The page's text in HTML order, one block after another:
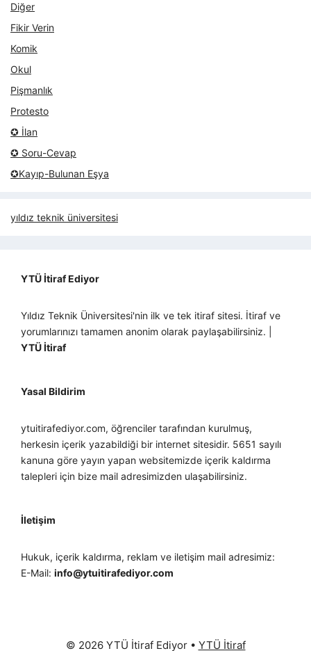
Diğer
Fikir Verin
Komik
Okul
Pişmanlık
Protesto
✪ İlan
✪ Soru-Cevap
✪Kayıp-Bulunan Eşya
yıldız teknik üniversitesi
YTÜ İtiraf Ediyor
Yıldız Teknik Üniversitesi'nin ilk ve tek itiraf sitesi. İtiraf ve
yorumlarınızı tamamen anonim olarak paylaşabilirsiniz. |
YTÜ İtiraf
Yasal Bildirim
ytuitirafediyor.com, öğrenciler tarafından kurulmuş,
herkesin içerik yazabildiği bir internet sitesidir. 5651 sayılı
kanuna göre yayın yapan websitemizde içerik kaldırma
talepleri için bize mail adresimizden ulaşabilirsiniz.
İletişim
Hukuk, içerik kaldırma, reklam ve iletişim mail adresimiz:
E-Mail: info@ytuitirafediyor.com
© 2026 YTÜ İtiraf Ediyor• YTÜ İtiraf